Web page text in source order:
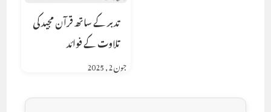
تدبر کے ساتھ قرآن مجید کی
تلاوت کے فوائد
جون 2, 2025